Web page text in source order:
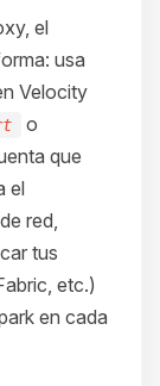
el
usa
Velocity
o
que
el
red,
tus
etc.)
en cada